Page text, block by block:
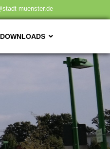
muenster.de